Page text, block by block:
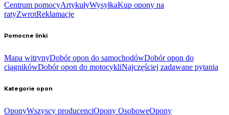
Centrum pomocyArtykułyWysyłkaKup opony na
ratyZwrotReklamacje
Pomocne linki
Mapa witrynyDobór opon do samochodówDobór opon do
ciągnikówDobór opon do motocykliNajczęściej zadawane pytania
Kategorie opon
OponyWszyscy producenciOpony OsoboweOpony